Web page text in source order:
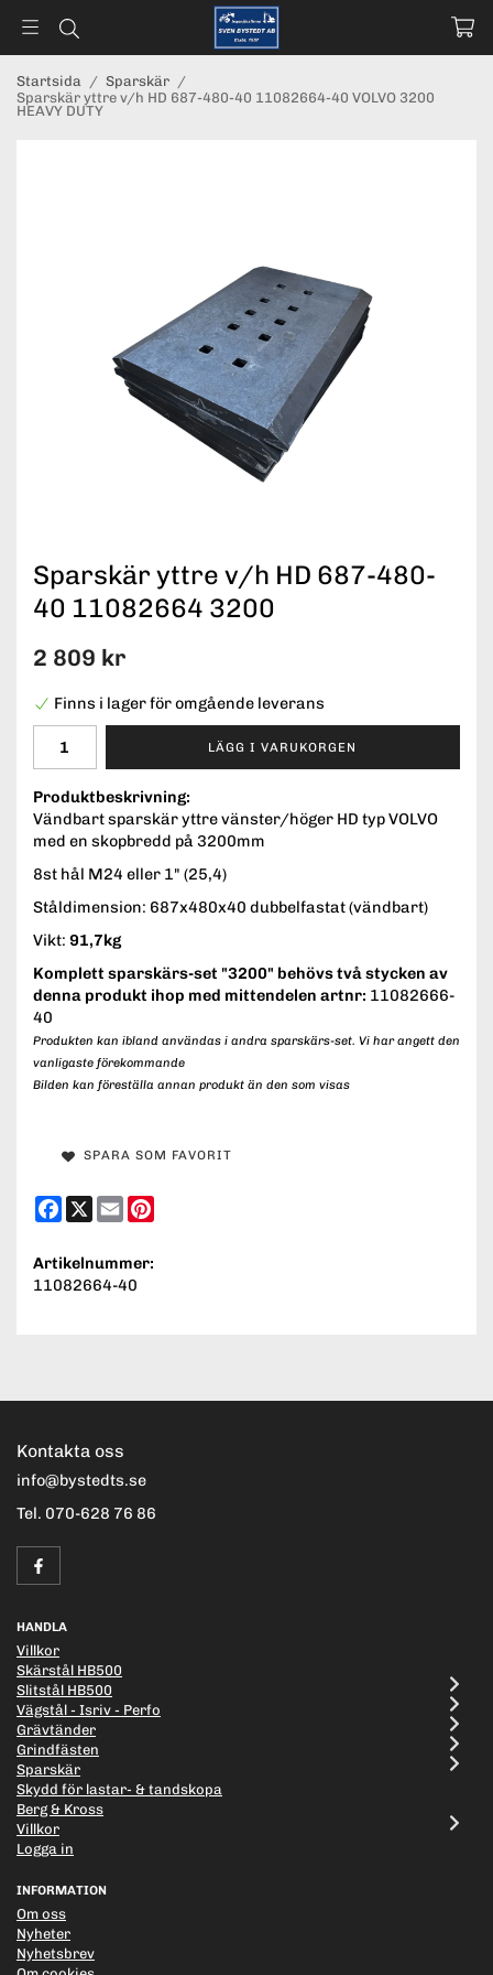
Startsida / Sparskär /
Sparskär yttre v/h HD 687-480-40 11082664-40 VOLVO 3200
HEAVY DUTY
Sparskär yttre v/h HD 687-480-
40 11082664 3200
2 809 kr
Finns i lager för omgående leverans
LÄGG I VARUKORGEN
Produktbeskrivning:
Vändbart sparskär yttre vänster/höger HD typ VOLVO
med en skopbredd på 3200mm
8st hål M24 eller 1" (25,4)
Ståldimension: 687x480x40 dubbelfastat (vändbart)
Vikt: 91,7kg
Komplett sparskärs-set "3200" behövs två stycken av
denna produkt ihop med mittendelen artnr: 11082666-
40
Produkten kan ibland användas i andra sparskärs-set. Vi har angett den
vanligaste förekommande
Bilden kan föreställa annan produkt än den som visas
SPARA SOM FAVORIT
Facebook
X Email
Artikelnummer:
11082664-40
Kontakta oss
info@bystedts.se
Tel. 070-628 76 86
HANDLA
Villkor
Skärstål HB500
Slitstål HB500
Vägstål - Isriv - Perfo
Grävtänder
Grindfästen
Sparskär
Skydd för lastar- & tandskopa
Berg & Kross
Villkor
Logga in
INFORMATION
Om oss
Nyheter
Nyhetsbrev